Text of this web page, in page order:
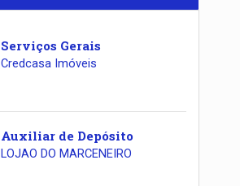
Serviços Gerais
Credcasa Imóveis
Auxiliar de Depósito
LOJAO DO MARCENEIRO